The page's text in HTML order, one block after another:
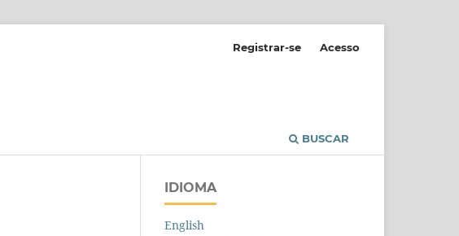
BUSCAR
Registrar-se Acesso
IDIOMA
English